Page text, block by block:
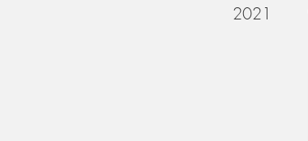
2021